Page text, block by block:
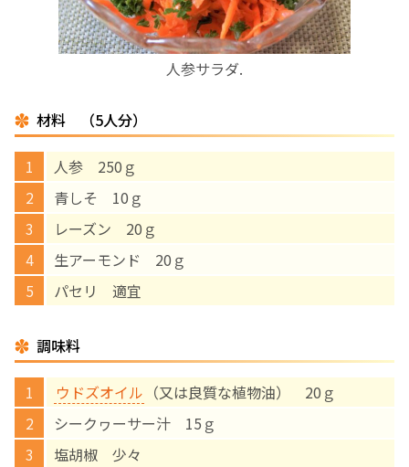
人参サラダ.
材料 （5人分）
人参 250ｇ
青しそ 10ｇ
レーズン 20ｇ
生アーモンド 20ｇ
パセリ 適宜
調味料
ウドズオイル （又は良質な植物油） 20ｇ
シークヮーサー汁 15ｇ
塩胡椒 少々
母乳育児
その他の診療内容
‘さんルーム’ でさまざまな講座・クラス
遠方にお住まいで当院での出産を希望される方へ
医師プロフィール